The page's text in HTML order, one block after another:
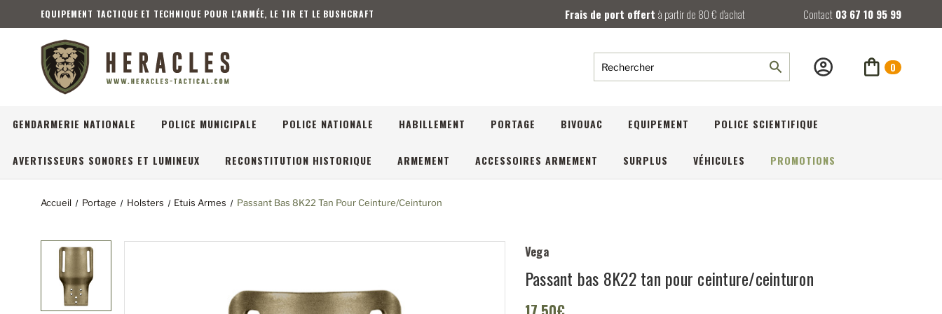
EQUIPEMENT TACTIQUE ET TECHNIQUE POUR L'ARMÉE, LE TIR ET LE BUSHCRAFT Frais de port offert à partir de 80 € d’achat Contact 03 67 10 95 99
Rechercher 0
GENDARMERIE NATIONALE POLICE MUNICIPALE POLICE NATIONALE HABILLEMENT PORTAGE BIVOUAC EQUIPEMENT POLICE SCIENTIFIQUE
AVERTISSEURS SONORES ET LUMINEUX RECONSTITUTION HISTORIQUE ARMEMENT ACCESSOIRES ARMEMENT SURPLUS VÉHICULES PROMOTIONS
Accueil Portage Holsters Etuis Armes Passant Bas 8K22 Tan Pour Ceinture/ceinturon
Vega
Passant bas 8K22 tan pour ceinture/ceinturon